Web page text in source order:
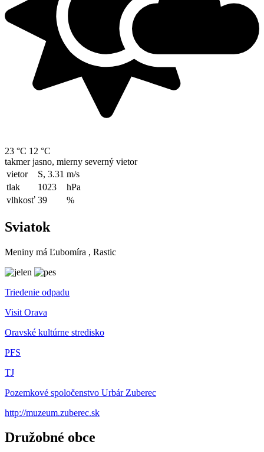
23 °C 12 °C
takmer jasno, mierny severný vietor
vietor
S, 3.31 m/s
tlak
1023
hPa
vlhkosť 39 %
Sviatok
Meniny má Ľubomíra , Rastic
Triedenie odpadu
Visit Orava
Oravské kultúrne stredisko
PFS
TJ
Pozemkové spoločenstvo Urbár Zuberec
http://muzeum.zuberec.sk
Družobné obce